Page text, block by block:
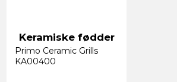
Keramiske fødder
Primo Ceramic Grills
KA00400